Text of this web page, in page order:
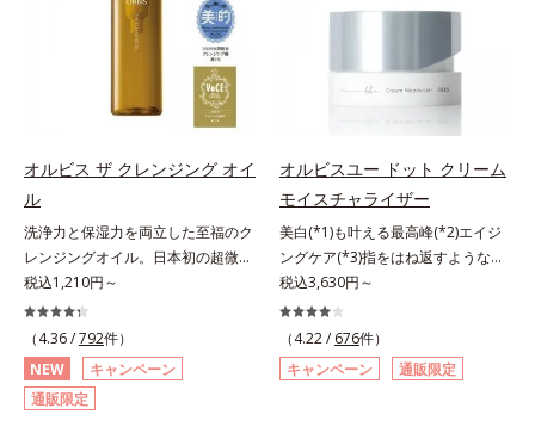
０）アルキルグルコシド（保湿）で
形成するミセルから、汚れをはね返
す水の膜をつくる技術が日本初
（2024年12月時点、J－GLOBALに
よる自社調べ）*2 オルビス内でか
*3 ポーラ化成独自の（Ｃ１２－２
０）アルキルグルコシド（保湿）で
形成するミセル*4 炭酸ジカプリリ
ル*5 乾燥や汚れによる*6 キメの乱
れによる＜使用量目安＞適量＜使用
ステップ＞オルビス ザ クレンジン
グ オイル ⇒ 洗顔料 ⇒ 化粧
水 ⇒ 保湿液 ※W洗顔が必要で
す＜使用方法＞1.適量をとり、手の
ひら全体にさっと広げます。2.肌の
上で軽くらせんを描くように、メイ
お直しと同時にうるおいを補給。さ
らに余分な皮脂を吸着して、水分と
皮脂のバランスをコントロールし、
メイクがくずれにくい肌へ。“立て
直す”ことにこだわった設計で、メ
イクがくずれた肌にすんなりなじ
み、ポンポンするだけでキレイが復
活します。リキッド、クッション、
パウダー、どんなファンデーション
の上に重ねてもOK。携帯に便利な
コンパクトタイプです。
研究を進めたところ、弾力感のない
み(*6)などが現れている状態である
「透明感のなさ」が現れることで大
人の肌印象に大きな影響を与えてい
ることが分かりました。そこでオル
ビスユー ドットシリーズは美容成
分(*7)として「G.D.F.アクティベー
ター(*8)」を配合。そして、従来か
ら配合している美白有効成分「トラ
ネキサム酸」を配合しました。さら
に、シリーズ共通の美容成分(*7)
「GLルートブースター(*9)」を配合
することで、肌のふっくら感や透明
感を叶えます。美白ケアしながら多
オルビス ザ クレンジング オイ
ル
洗浄力と保湿力を両立した至福のク
レンジングオイル。日本初の超微粒
子技術(*1)が毛穴奥の微細な汚れに
アプローチ。圧倒的な洗浄力と毛穴
悩みに着目したクレンジングオイル
です。日本初・超微粒子技術(*1)
で、さっと塗り広げるだけで濃いメ
イクはもちろん毛穴悩みも取り去
税込1,210円～
（4.36 /792件）
NEW
キャンペーン
通販限定
オルビスユー ドット クリーム
モイスチャライザー
美白(*1)も叶える最高峰(*2)エイジ
ングケア(*3)指をはね返すような弾
力感が宿るハリ感 濃密フィットク
リーム。ハリも透明感(*4)も結果主
義。年齢サイン(*5)の因子に着目し
た肌科学エイジングケア(*3)シリー
ズ。オルビスユー ドットシリーズ
税込3,630円～
（4.22 / 676件）
キャンペーン
通販限定